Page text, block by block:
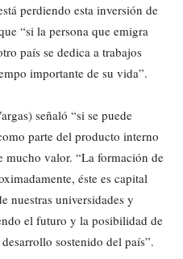
perdiendo esta inversión de
“si la persona que emigra
país se dedica a trabajos
importante de su vida”.
señaló “si se puede
parte del producto interno
mucho valor. “La formación de
éste es capital
nuestras universidades y
el futuro y la posibilidad de
sostenido del país”.